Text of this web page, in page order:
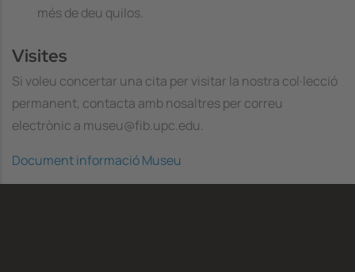
més de deu quilos.
Visites
Si voleu concertar una cita per visitar la nostra col·lecció
permanent, contacta amb nosaltres per correu
electrònic a museu@fib.upc.edu.
Document informació Museu